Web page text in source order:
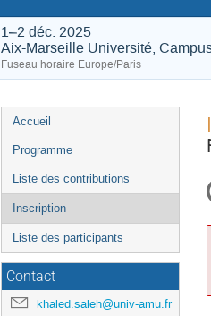
1–2 déc. 2025
Aix-Marseille Université,
Fuseau horaire Europe/Paris
Menu
de
Accueil
Programme
Liste des contributions
Inscription
Liste des participants
Contact
khaled.saleh@univ-amu.fr